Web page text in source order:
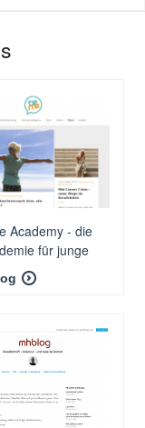
Academy - die
für junge